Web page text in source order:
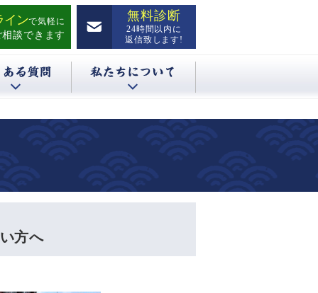
インで気軽に
相談できます
無料診断
24時間以内に
返信致します!
方へ